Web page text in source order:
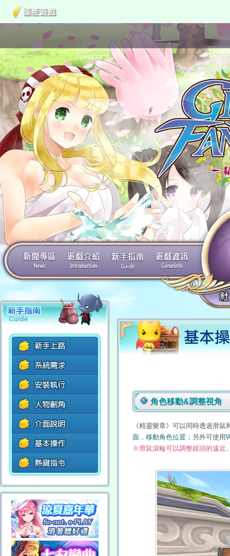
角色移動&調整視角
《精靈樂章》可以同時透過滑
面，移動角色位置 ；另外可使用
※滑鼠滾輪可以調整鏡頭的遠近